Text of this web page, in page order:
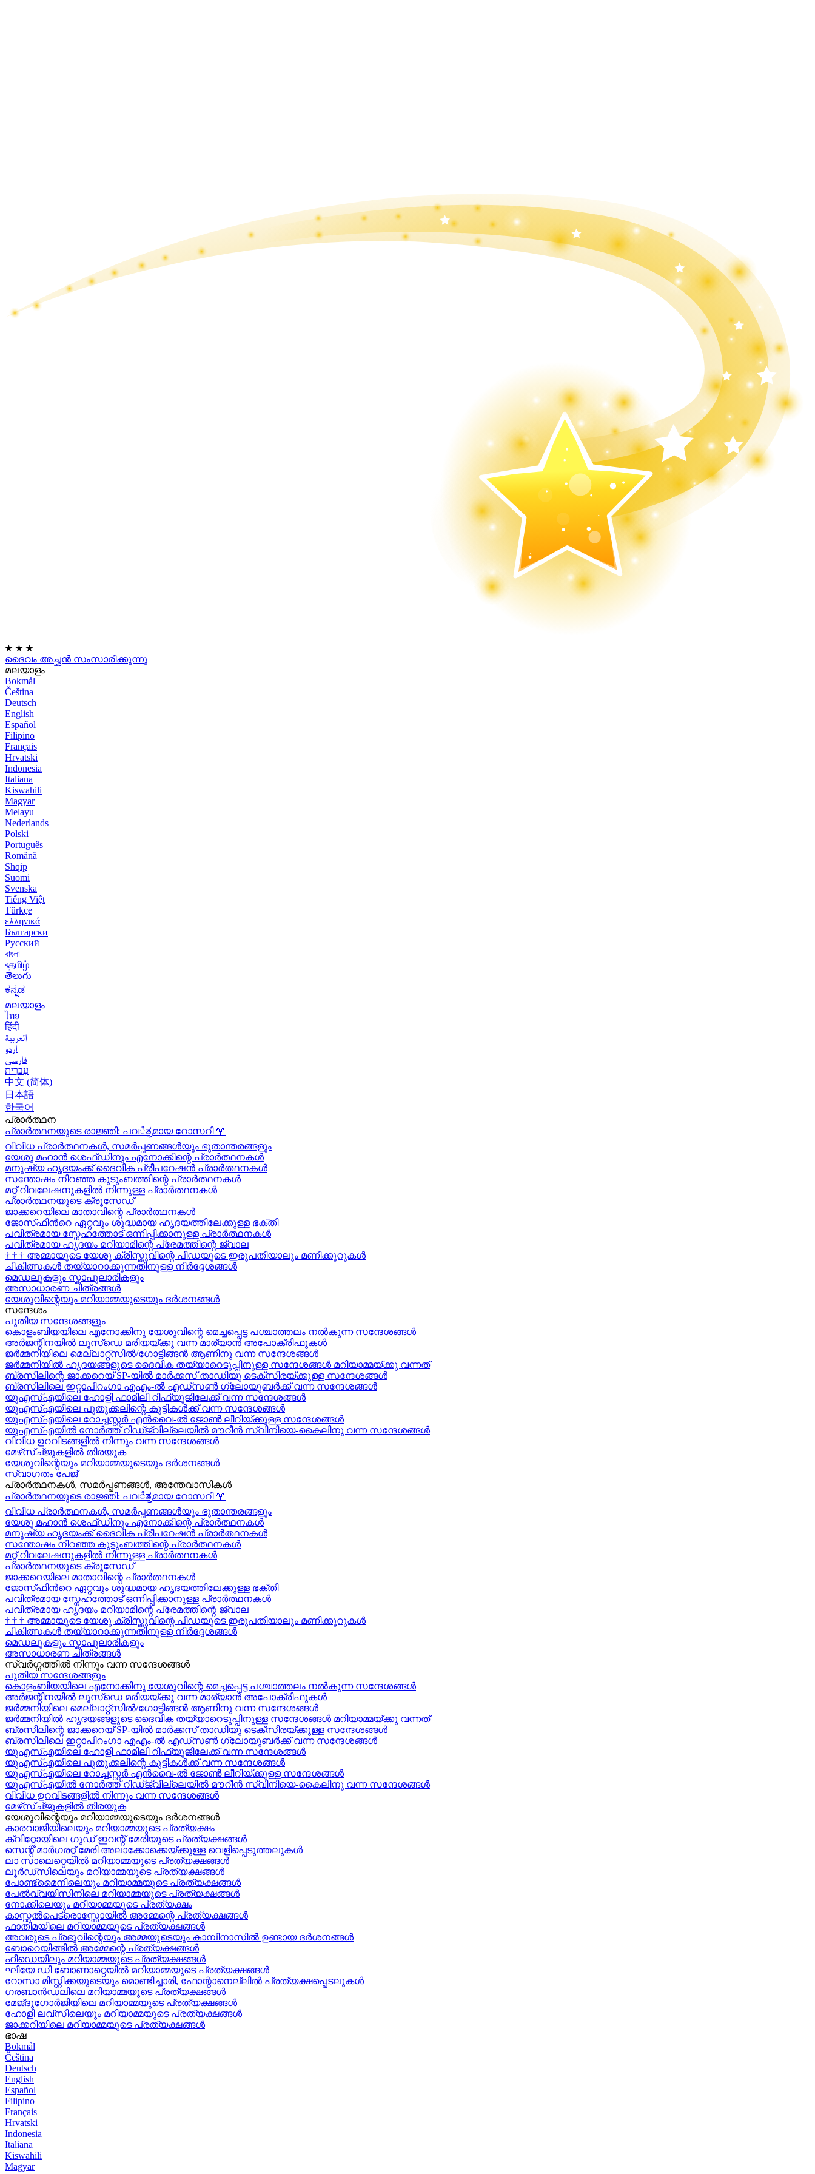
★ ★ ★
ദൈവം അച്ഛൻ സംസാരിക്കുന്നു
മലയാളം
Bokmål
Čeština
Deutsch
English
Español
Filipino
Français
Hrvatski
Indonesia
Italiana
Kiswahili
Magyar
Melayu
Nederlands
Polski
Português
Română
Shqip
Suomi
Svenska
Tiếng Việt
Türkçe
ελληνικά
Български
Русский
বাংলা
বதமிழ்
తెలుగు
ಕನ್ನಡ
മലയാളം
ไทย
हिंदी
العربية
اردو
فارسی
עִברִית
中文 (简体)
日本語
한국어
പ്രാർത്ഥന
പ്രാർത്ഥനയുടെ രാജ്ഞി: പവಿತ್ರമായ റോസറി 🌹
വിവിധ പ്രാർത്ഥനകൾ, സമർപ്പണങ്ങൾയും ഭൂതാന്തരങ്ങളും
യേശു മഹാന്‍ ശെഫ്ഡിനും എനോക്കിന്റെ പ്രാർത്ഥനകള്‍
മനുഷ്യ ഹൃദയംക്ക് ദൈവിക പ്രീപറേഷൻ പ്രാർത്ഥനകൾ
സന്തോഷം നിറഞ്ഞ കുടുംബത്തിന്റെ പ്രാർത്ഥനകള്‍
മറ്റ് റിവലേഷനുകളിൽ നിന്നുള്ള പ്രാർത്ഥനകൾ
പ്രാർത്ഥനയുടെ ക്രൂസേഡ്
ജാക്കറെയിലെ മാതാവിന്റെ പ്രാർത്ഥനകൾ
ജോസ്‌ഫിന്‍റെ ഏറ്റവും ശുദ്ധമായ ഹൃദയത്തിലേക്കുള്ള ഭക്തി
പവിത്രമായ സ്നേഹത്തോട് ഒന്നിപ്പിക്കാനുള്ള പ്രാർത്ഥനകള്‍
പവിത്രമായ ഹൃദയം മറിയാമിന്റെ പ്രേമത്തിന്റെ ജ്വാല
† † † അമ്മായുടെ യേശു ക്രിസ്തുവിന്റെ പീഡയുടെ ഇരുപതിയാലും മണിക്കൂറുകള്‍
ചികിത്സകൾ തയ്യാറാക്കുന്നതിനുള്ള നിർദ്ദേശങ്ങൾ
മെഡലുകളും സ്കാപുലാരികളും
അസാധാരണ ചിത്രങ്ങൾ
യേശുവിന്റെയും മറിയാമ്മയുടെയും ദർശനങ്ങൾ
സന്ദേശം
പുതിയ സന്ദേശങ്ങളും
കൊളംബിയയിലെ എനോക്കിനു യേശുവിന്റെ മെച്ചപ്പെട്ട പശ്ചാത്തലം നൽകുന്ന സന്ദേശങ്ങള്‍
അർജന്റിനയിൽ ലൂസ്ഡെ മരിയയ്ക്കു വന്ന മാര്യാന്‍ അപോക്രിഫുകള്‍
ജർമ്മനിയിലെ മെല്ലാറ്റ്സിൽ/ഗോട്ടിങ്ങൻ ആണിനു വന്ന സന്ദേശങ്ങൾ
ജർമ്മനിയിൽ ഹൃദയങ്ങളുടെ ദൈവിക തയ്യാറെടുപ്പിനുള്ള സന്ദേശങ്ങൾ മറിയാമ്മയ്ക്കു വന്നത്
ബ്രസീലിന്റെ ജാക്കറെയ്‍ SP-യിൽ മാർക്കസ് താഡിയു ടെക്സീരയ്ക്കുള്ള സന്ദേശങ്ങള്‍
ബ്രസിലിലെ ഇറ്റാപിറംഗാ എഎം-ൽ എഡ്സൺ ഗ്ലോയുബർക്ക് വന്ന സന്ദേശങ്ങൾ
യുഎസ്എയിലെ ഹോളി ഫാമിലി റിഫ്യൂജിലേക്ക് വന്ന സന്ദേശങ്ങൾ
യുഎസ്എയിലെ പുതുക്കലിന്റെ കുട്ടികള്‍ക്ക് വന്ന സന്ദേശങ്ങള്‍
യുഎസ്എയിലെ റോച്ചസ്റ്റർ എൻവൈ-ൽ ജോൺ ലീറിയ്ക്കുള്ള സന്ദേശങ്ങൾ
യുഎസ്എയിൽ നോർത്ത് റിഡ്ജ്വില്ലെയിൽ മൗറീൻ സ്വിനിയെ-കൈലിനു വന്ന സന്ദേശങ്ങള്‍
വിവിധ ഉറവിടങ്ങളിൽ നിന്നും വന്ന സന്ദേശങ്ങൾ
മേഴ്‍സ്ച്ജുകളിൽ തിരയുക
യേശുവിന്റെയും മറിയാമ്മയുടെയും ദർശനങ്ങൾ
സ്വാഗതം പേജ്
പ്രാർത്ഥനകൾ, സമർപ്പണങ്ങൾ, അന്തേവാസികൾ
പ്രാർത്ഥനയുടെ രാജ്ഞി: പവಿತ್ರമായ റോസറി 🌹
വിവിധ പ്രാർത്ഥനകൾ, സമർപ്പണങ്ങൾയും ഭൂതാന്തരങ്ങളും
യേശു മഹാന്‍ ശെഫ്ഡിനും എനോക്കിന്റെ പ്രാർത്ഥനകള്‍
മനുഷ്യ ഹൃദയംക്ക് ദൈവിക പ്രീപറേഷൻ പ്രാർത്ഥനകൾ
സന്തോഷം നിറഞ്ഞ കുടുംബത്തിന്റെ പ്രാർത്ഥനകള്‍
മറ്റ് റിവലേഷനുകളിൽ നിന്നുള്ള പ്രാർത്ഥനകൾ
പ്രാർത്ഥനയുടെ ക്രൂസേഡ്
ജാക്കറെയിലെ മാതാവിന്റെ പ്രാർത്ഥനകൾ
ജോസ്‌ഫിന്‍റെ ഏറ്റവും ശുദ്ധമായ ഹൃദയത്തിലേക്കുള്ള ഭക്തി
പവിത്രമായ സ്നേഹത്തോട് ഒന്നിപ്പിക്കാനുള്ള പ്രാർത്ഥനകള്‍
പവിത്രമായ ഹൃദയം മറിയാമിന്റെ പ്രേമത്തിന്റെ ജ്വാല
† † † അമ്മായുടെ യേശു ക്രിസ്തുവിന്റെ പീഡയുടെ ഇരുപതിയാലും മണിക്കൂറുകള്‍
ചികിത്സകൾ തയ്യാറാക്കുന്നതിനുള്ള നിർദ്ദേശങ്ങൾ
മെഡലുകളും സ്കാപുലാരികളും
അസാധാരണ ചിത്രങ്ങൾ
സ്വര്‍ഗ്ഗത്തിൽ നിന്നും വന്ന സന്ദേശങ്ങള്‍
പുതിയ സന്ദേശങ്ങളും
കൊളംബിയയിലെ എനോക്കിനു യേശുവിന്റെ മെച്ചപ്പെട്ട പശ്ചാത്തലം നൽകുന്ന സന്ദേശങ്ങള്‍
അർജന്റിനയിൽ ലൂസ്ഡെ മരിയയ്ക്കു വന്ന മാര്യാന്‍ അപോക്രിഫുകള്‍
ജർമ്മനിയിലെ മെല്ലാറ്റ്സിൽ/ഗോട്ടിങ്ങൻ ആണിനു വന്ന സന്ദേശങ്ങൾ
ജർമ്മനിയിൽ ഹൃദയങ്ങളുടെ ദൈവിക തയ്യാറെടുപ്പിനുള്ള സന്ദേശങ്ങൾ മറിയാമ്മയ്ക്കു വന്നത്
ബ്രസീലിന്റെ ജാക്കറെയ്‍ SP-യിൽ മാർക്കസ് താഡിയു ടെക്സീരയ്ക്കുള്ള സന്ദേശങ്ങള്‍
ബ്രസിലിലെ ഇറ്റാപിറംഗാ എഎം-ൽ എഡ്സൺ ഗ്ലോയുബർക്ക് വന്ന സന്ദേശങ്ങൾ
യുഎസ്എയിലെ ഹോളി ഫാമിലി റിഫ്യൂജിലേക്ക് വന്ന സന്ദേശങ്ങൾ
യുഎസ്എയിലെ പുതുക്കലിന്റെ കുട്ടികള്‍ക്ക് വന്ന സന്ദേശങ്ങള്‍
യുഎസ്എയിലെ റോച്ചസ്റ്റർ എൻവൈ-ൽ ജോൺ ലീറിയ്ക്കുള്ള സന്ദേശങ്ങൾ
യുഎസ്എയിൽ നോർത്ത് റിഡ്ജ്വില്ലെയിൽ മൗറീൻ സ്വിനിയെ-കൈലിനു വന്ന സന്ദേശങ്ങള്‍
വിവിധ ഉറവിടങ്ങളിൽ നിന്നും വന്ന സന്ദേശങ്ങൾ
മേഴ്‍സ്ച്ജുകളിൽ തിരയുക
യേശുവിന്റെയും മറിയാമ്മയുടെയും ദർശനങ്ങൾ
കാരവാജിയിലെയും മറിയാമ്മയുടെ പ്രത്യക്ഷം
ക്വിറ്റോയിലെ ഗുഡ് ഇവന്റ് മേരിയുടെ പ്രത്യക്ഷങ്ങൾ
സെന്റ് മാർഗരറ്റ് മേരി അലാക്കോക്കെയ്ക്കുള്ള വെളിപ്പെടുത്തലുകൾ
ലാ സാലെറ്റെയിൽ മറിയാമ്മയുടെ പ്രത്യക്ഷങ്ങൾ
ലൂർഡ്സിലെയും മറിയാമ്മയുടെ പ്രത്യക്ഷങ്ങൾ
പോണ്ട്മൈനിലെയും മറിയാമ്മയുടെ പ്രത്യക്ഷങ്ങൾ
പേൽവ്വയിസിനിലെ മറിയാമ്മയുടെ പ്രത്യക്ഷങ്ങൾ
നോക്കിലെയും മറിയാമ്മയുടെ പ്രത്യക്ഷം
കാസ്റ്റൽപെട്രൊസ്സോയിൽ അമ്മേന്റെ പ്രത്യക്ഷങ്ങൾ
ഫാതിമയിലെ മറിയാമ്മയുടെ പ്രത്യക്ഷങ്ങൾ
അവരുടെ പ്രഭുവിന്റെയും അമ്മയുടെയും കാമ്പിനാസിൽ ഉണ്ടായ ദർശനങ്ങൾ
ബോറെയിങ്ങിൽ അമ്മേന്റെ പ്രത്യക്ഷങ്ങൾ
ഹീഡെയിലും മറിയാമ്മയുടെ പ്രത്യക്ഷങ്ങൾ
ഘിയേ ഡി ബോണാറ്റെയിൽ മറിയാമ്മയുടെ പ്രത്യക്ഷങ്ങൾ
റോസാ മിസ്റ്റിക്കയുടെയും മൊണ്ടിച്ചാരി, ഫോന്റാനെല്ലിൽ പ്രത്യക്ഷപ്പെടലുകൾ
ഗരബാൻഡലിലെ മറിയാമ്മയുടെ പ്രത്യക്ഷങ്ങൾ
മേജ്ദുഗോർജിയിലെ മറിയാമ്മയുടെ പ്രത്യക്ഷങ്ങൾ
ഹോളി ലവ്‌സിലെയും മറിയാമ്മയുടെ പ്രത്യക്ഷങ്ങൾ
ജാക്കറീയിലെ മറിയാമ്മയുടെ പ്രത്യക്ഷങ്ങൾ
ഭാഷ
Bokmål
Čeština
Deutsch
English
Español
Filipino
Français
Hrvatski
Indonesia
Italiana
Kiswahili
Magyar